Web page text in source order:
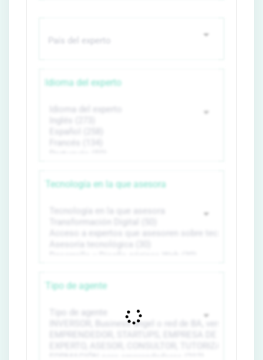
Idioma del experto
Tecnología en la que asesora
Tipo de agente